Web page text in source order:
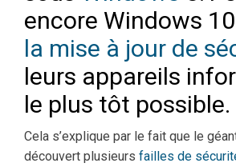
encore Windows
la mise à jour de
leurs appareils
le plus tôt possible.
Cela s’explique par le fait que le
découvert plusieurs failles de